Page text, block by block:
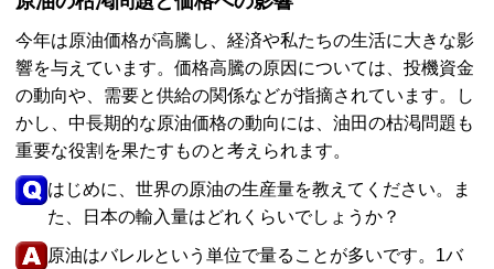
今年は原油価格が高騰し、経済や私たちの生活に大きな影
響を与えています。価格高騰の原因については、投機資金
の動向や、需要と供給の関係などが指摘されています。し
かし、中長期的な原油価格の動向には、油田の枯渇問題も
重要な役割を果たすものと考えられます。
はじめに、世界の原油の生産量を教えてください。ま
た、日本の輸入量はどれくらいでしょうか？
原油はバレルという単位で量ることが多いです。1バ